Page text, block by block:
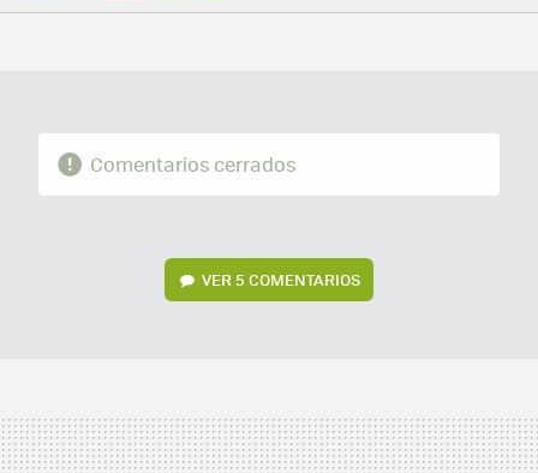
FACEBOOK
TWITTERFLIPBOARD
E-
WHATSAPP
Comentarios cerrados
VER 5 COMENTARIOS